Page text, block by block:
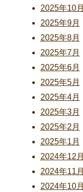
2025年10月
2025年9月
2025年8月
2025年7月
2025年6月
2025年5月
2025年4月
2025年3月
2025年2月
2025年1月
2024年12月
2024年11月
2024年10月